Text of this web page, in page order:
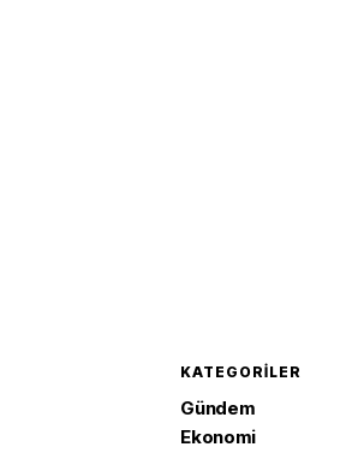
KATEGORILER
Gündem
Ekonomi